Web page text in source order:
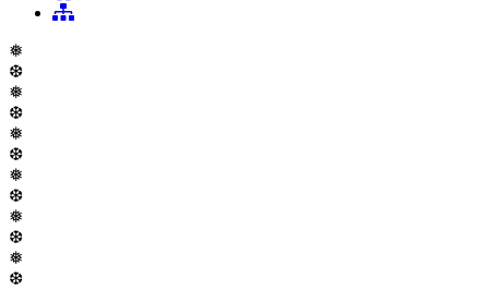
❅
❆
❅
❆
❅
❆
❅
❆
❅
❆
❅
❆